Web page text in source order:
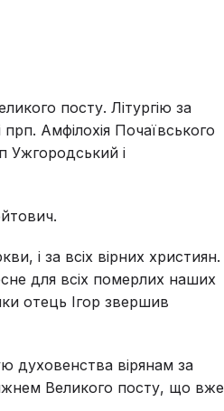
посту. Літургію за
Амфілохія Почаївського
Ужгородський і
і за всіх вірних християн.
для всіх померлих наших
отець Ігор звершив
духовенства вірянам за
Великого посту, що вже